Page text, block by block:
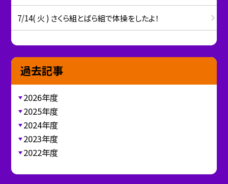
7/14( 火 ) さくら組とばら組で体操をしたよ！
過去記事
2026年度
2025年度
2024年度
2023年度
2022年度